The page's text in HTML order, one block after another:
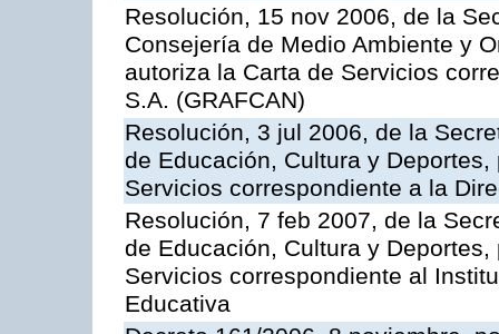
Resolución, 15 nov 2006, de la
Consejería de Medio Ambiente y
autoriza la Carta de Servicios
S.A. (GRAFCAN)
Resolución, 3 jul 2006, de la
de Educación, Cultura y
Servicios correspondiente a la
Resolución, 7 feb 2007, de la
de Educación, Cultura y
Servicios correspondiente al
Educativa